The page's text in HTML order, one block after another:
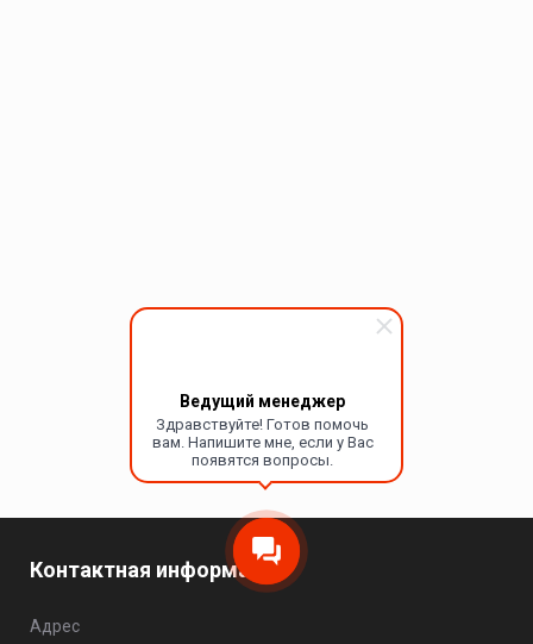
Ведущий менеджер
Здравствуйте! Готов помочь
вам. Напишите мне, если у Вас
появятся вопросы.
Контактная информация
Адрес